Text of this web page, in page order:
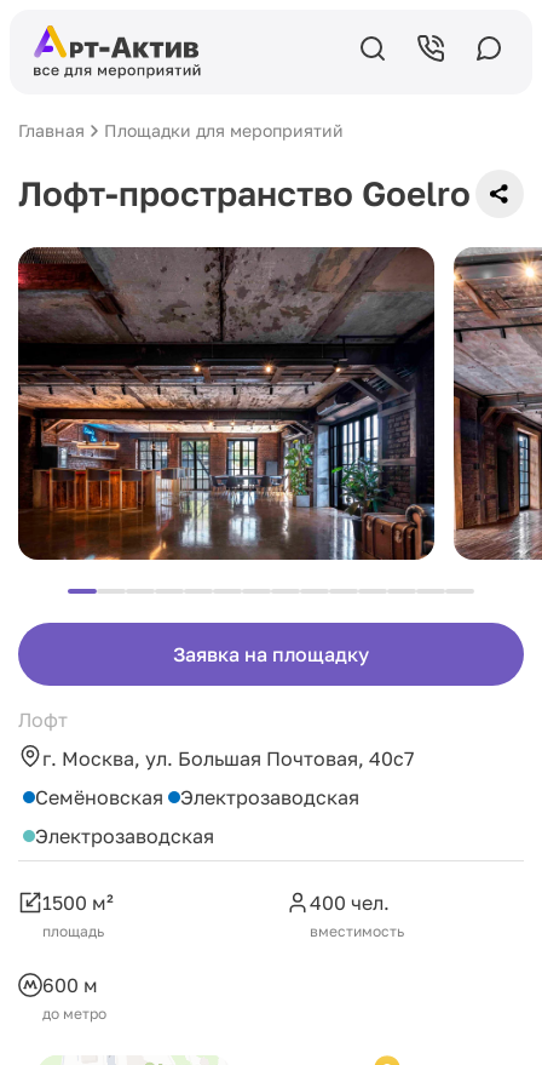
Главная Площадки для мероприятий
Лофт-пространство Goelro
Заявка на площадку
Лофт
г. Москва, ул. Большая Почтовая, 40с7
Семёновская
Электрозаводская
Электрозаводская
1500 м²
площадь
400 чел.
вместимость
600 м
до метро